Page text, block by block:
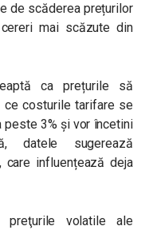
de scăderea prețurilor
mai scăzute din
ca prețurile să
ce costurile tarifare se
3% și vor încetini
datele sugerează
care influențează deja
preţurile volatile ale